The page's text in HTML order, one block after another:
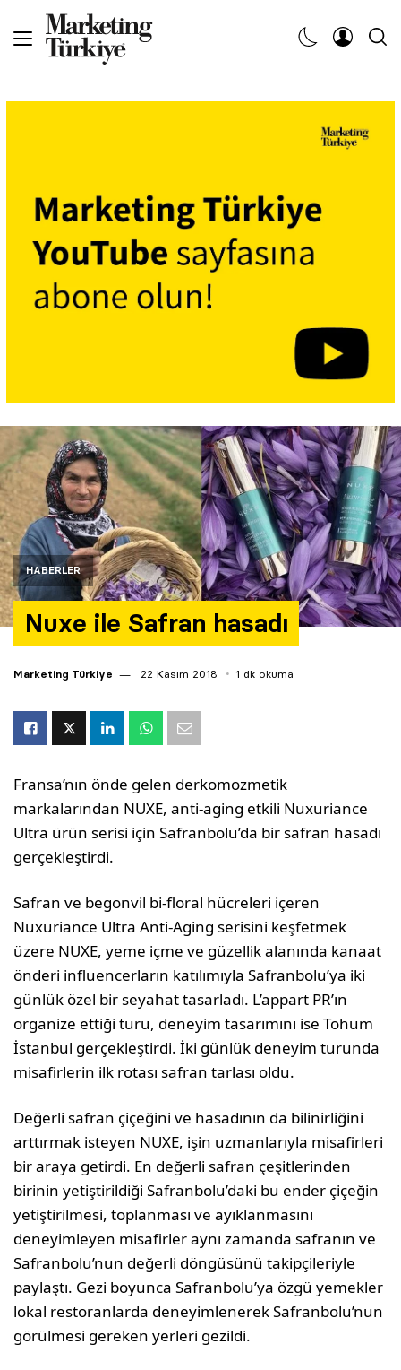
HABERLER
Nuxe ile Safran hasadı
Marketing Türkiye 22 Kasım 2018 1 dk okuma
Fransa’nın önde gelen derkomozmetik
markalarından NUXE, anti-aging etkili Nuxuriance
Ultra ürün serisi için Safranbolu’da bir safran hasadı
gerçekleştirdi.
Safran ve begonvil bi-floral hücreleri içeren
Nuxuriance Ultra Anti-Aging serisini keşfetmek
üzere NUXE, yeme içme ve güzellik alanında kanaat
önderi influencerların katılımıyla Safranbolu’ya iki
günlük özel bir seyahat tasarladı. L’appart PR’ın
organize ettiği turu, deneyim tasarımını ise Tohum
İstanbul gerçekleştirdi. İki günlük deneyim turunda
misafirlerin ilk rotası safran tarlası oldu.
Değerli safran çiçeğini ve hasadının da bilinirliğini
arttırmak isteyen NUXE, işin uzmanlarıyla misafirleri
bir araya getirdi. En değerli safran çeşitlerinden
birinin yetiştirildiği Safranbolu’daki bu ender çiçeğin
yetiştirilmesi, toplanması ve ayıklanmasını
deneyimleyen misafirler aynı zamanda safranın ve
Safranbolu’nun değerli döngüsünü takipçileriyle
paylaştı. Gezi boyunca Safranbolu’ya özgü yemekler
lokal restoranlarda deneyimlenerek Safranbolu’nun
görülmesi gereken yerleri gezildi.
Dergiler
Etkinlikler
Araştırma